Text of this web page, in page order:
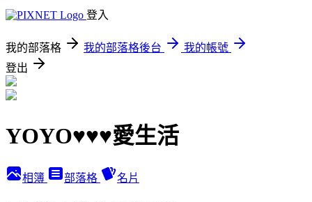
登入
我的部落格 我的部落格後台
我的帳號
登出
YOYO♥♥♥愛生活
相簿 部落格 名片